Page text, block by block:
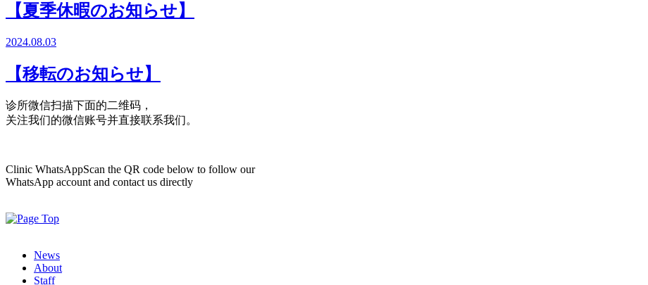
【夏季休暇のお知らせ】
2024.08.03
【移転のお知らせ】
诊所微信扫描下面的二维码，
关注我们的微信账号并直接联系我们。
Clinic WhatsAppScan the QR code below to follow our
WhatsApp account and contact us directly
News
About
Staff